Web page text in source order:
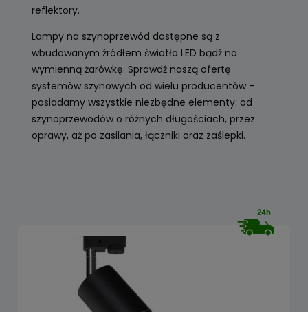
reflektory.
Lampy na szynoprzewód dostępne są z
wbudowanym źródłem światła LED bądź na
wymienną żarówkę. Sprawdź naszą ofertę
systemów szynowych od wielu producentów –
posiadamy wszystkie niezbędne elementy: od
szynoprzewodów o różnych długościach, przez
oprawy, aż po zasilania, łączniki oraz zaślepki.